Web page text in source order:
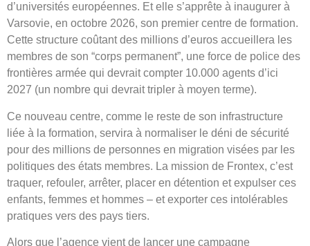
d’universités européennes. Et elle s’apprête à inaugurer à
Varsovie, en octobre 2026, son premier centre de formation.
Cette structure coûtant des millions d’euros accueillera les
membres de son “corps permanent”, une force de police des
frontières armée qui devrait compter 10.000 agents d’ici
2027 (un nombre qui devrait tripler à moyen terme).
Ce nouveau centre, comme le reste de son infrastructure
liée à la formation, servira à normaliser le déni de sécurité
pour des millions de personnes en migration visées par les
politiques des états membres. La mission de Frontex, c’est
traquer, refouler, arrêter, placer en détention et expulser ces
enfants, femmes et hommes – et exporter ces intolérables
pratiques vers des pays tiers.
Alors que l’agence vient de lancer une campagne